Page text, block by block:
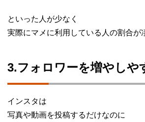
といった人が少なく
実際にマメに利用している人の割合が
3.フォロワーを増やしや
インスタは
写真や動画を投稿するだけなのに